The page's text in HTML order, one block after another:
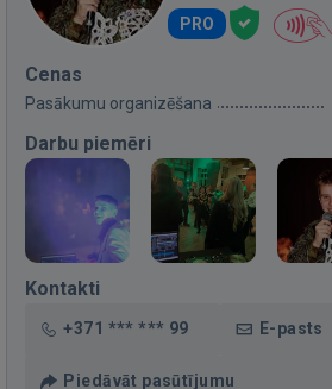
PRO
Cenas
Pasākumu organizēšana
Darbu piemēri
Kontakti
+371 *** *** 99 E-pasts
Piedāvāt pasūtījumu